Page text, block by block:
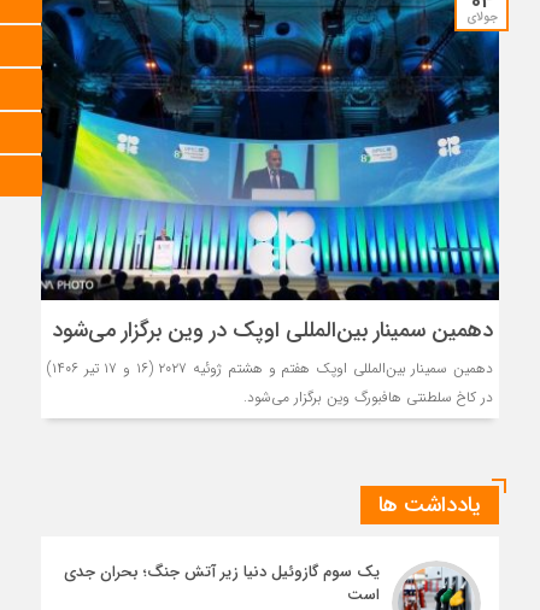
جولای
دهمین سمینار بین‌المللی اوپک در وین برگزار می‌شود
دهمین سمینار بین‌المللی اوپک هفتم و هشتم ژوئیه ۲۰۲۷ (۱۶ و ۱۷ تیر ۱۴۰۶)
در کاخ سلطنتی هافبورگ وین برگزار می‌شود.
یادداشت ها
یک سوم گازوئیل دنیا زیر آتش جنگ؛ بحران جدی
است